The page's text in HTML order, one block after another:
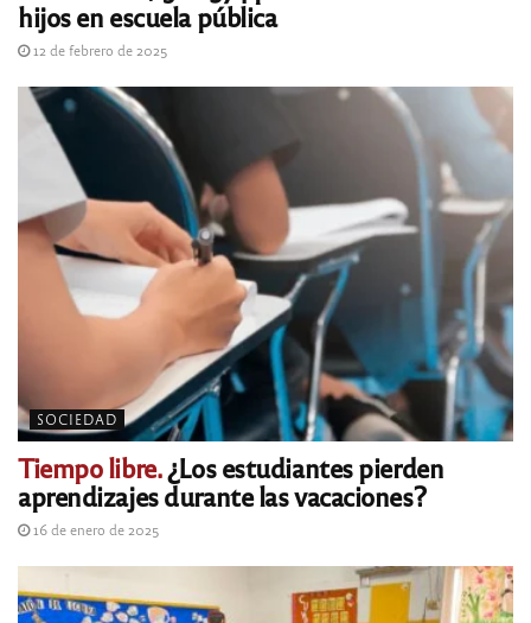
hijos en escuela pública
12 de febrero de 2025
SOCIEDAD
Tiempo libre.¿Los estudiantes pierden
aprendizajes durante las vacaciones?
16 de enero de 2025